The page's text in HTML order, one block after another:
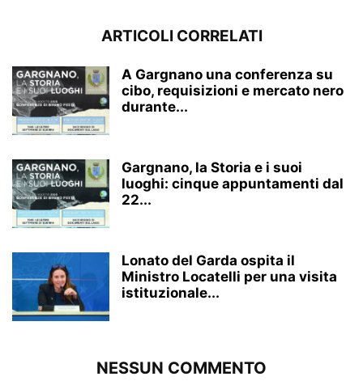
ARTICOLI CORRELATI
A Gargnano una conferenza su
cibo, requisizioni e mercato nero
durante...
Gargnano, la Storia e i suoi
luoghi: cinque appuntamenti dal
22...
Lonato del Garda ospita il
Ministro Locatelli per una visita
istituzionale...
NESSUN COMMENTO